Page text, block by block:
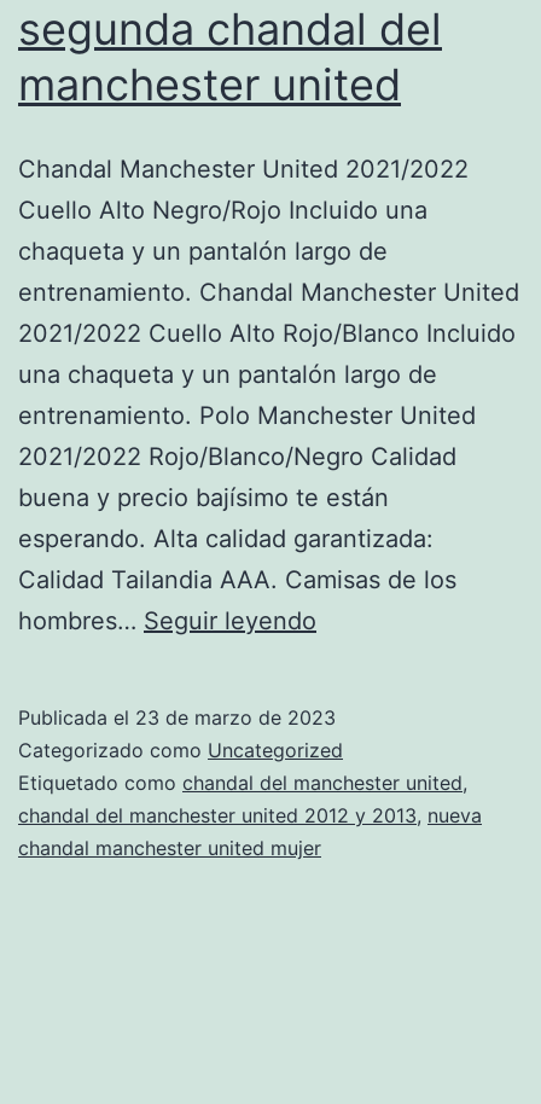
segunda chandal del
manchester united
Chandal Manchester United 2021/2022
Cuello Alto Negro/Rojo Incluido una
chaqueta y un pantalón largo de
entrenamiento. Chandal Manchester United
2021/2022 Cuello Alto Rojo/Blanco Incluido
una chaqueta y un pantalón largo de
entrenamiento. Polo Manchester United
2021/2022 Rojo/Blanco/Negro Calidad
buena y precio bajísimo te están
esperando. Alta calidad garantizada:
Calidad Tailandia AAA. Camisas de los
hombres… Seguir leyendo
manchester
united
Publicada el 23 de marzo de 2023
Categorizado como Uncategorized
Etiquetado como chandal del manchester united,
chandal del manchester united 2012 y 2013, nueva
chandal manchester united mujer